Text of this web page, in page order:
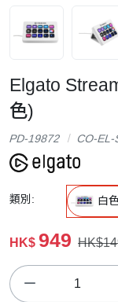
Elgato
色)
PD-19872 CO-
類別: 白
HK$ 949